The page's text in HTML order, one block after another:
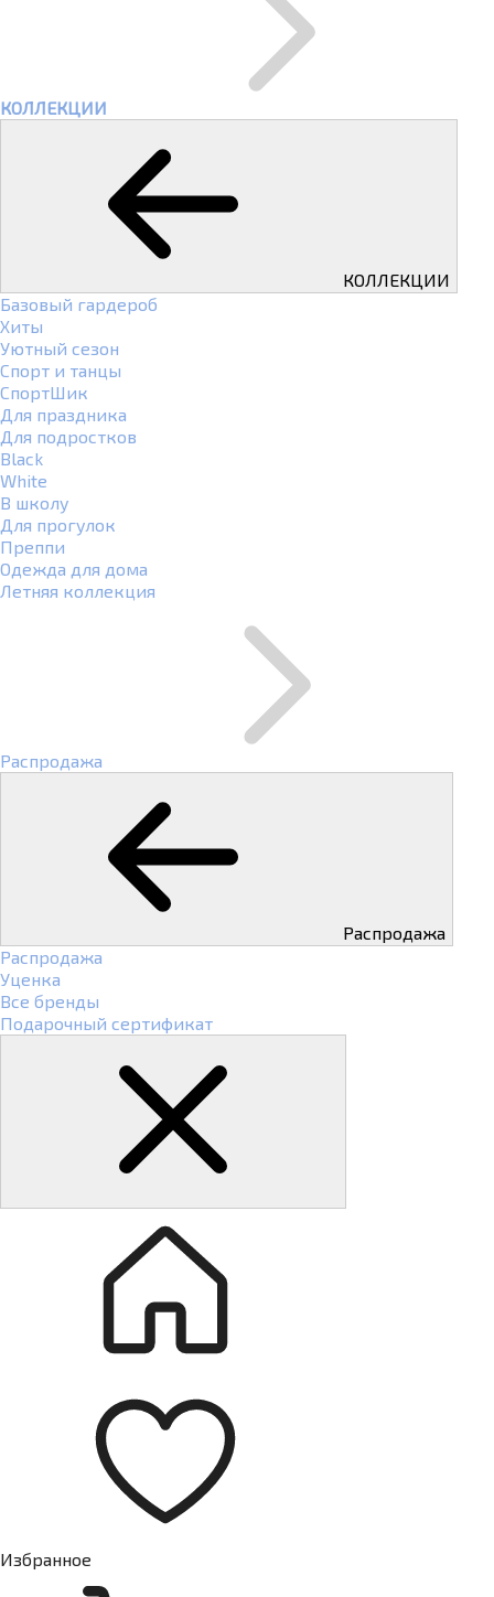
КОЛЛЕКЦИИ
КОЛЛЕКЦИИ
Базовый гардероб
Хиты
Уютный сезон
Спорт и танцы
СпортШик
Для праздника
Для подростков
Black
White
В школу
Для прогулок
Преппи
Одежда для дома
Летняя коллекция
Распродажа
Распродажа
Распродажа
Уценка
Все бренды
Подарочный сертификат
Избранное